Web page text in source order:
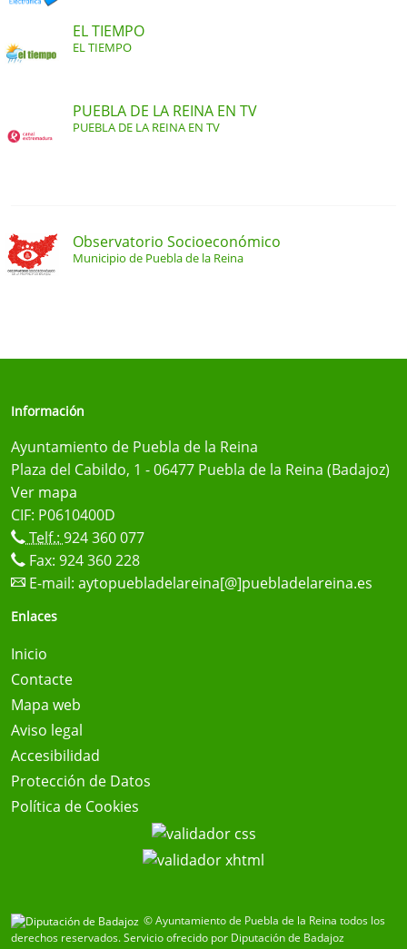
EL TIEMPO
EL TIEMPO
PUEBLA DE LA REINA EN TV
PUEBLA DE LA REINA EN TV
Observatorio Socioeconómico
Municipio de Puebla de la Reina
Información
Ayuntamiento de Puebla de la Reina
Plaza del Cabildo, 1 - 06477 Puebla de la Reina (Badajoz)
Ver mapa
CIF: P0610400D
Telf.: 924 360 077
Fax: 924 360 228
E-mail: aytopuebladelareina[@]puebladelareina.es
Enlaces
Inicio
Contacte
Mapa web
Aviso legal
Accesibilidad
Protección de Datos
Política de Cookies
© Ayuntamiento de Puebla de la Reina todos los
derechos reservados.Servicio ofrecido por Diputación de Badajoz